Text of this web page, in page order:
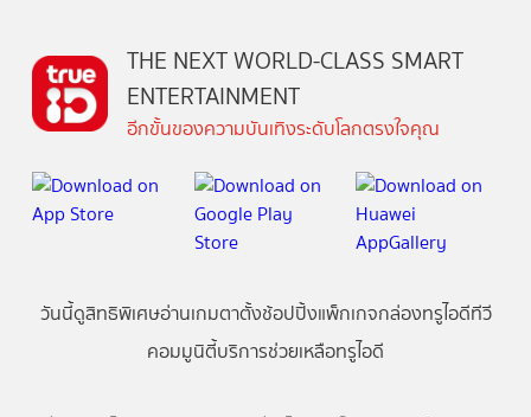
THE NEXT WORLD-CLASS SMART
ENTERTAINMENT
อีกขั้นของความบันเทิงระดับโลกตรงใจคุณ
วันนี้ดูสิทธิพิเศษอ่านเกมตาตั้งช้อปปิ้งแพ็กเกจกล่องทรูไอดีทีวี
คอมมูนิตี้บริการช่วยเหลือทรูไอดี